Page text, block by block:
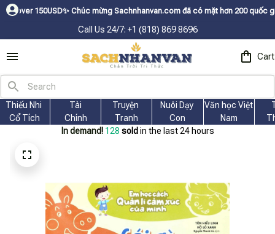
ㅤ✨ Chúc mừng Sachnhanvan.com đã có mặt hơn 200 quốc gia như Mỹ,
Call Us 24/7: +1 (818) 869 8696
Cart
Thiếu Nhi
Cổ Tích
Tài
Chính
Truyện
Tranh
Nuôi Dạy
Con
Văn học Việt
Nam
In demand! 128 sold in the last 24 hours